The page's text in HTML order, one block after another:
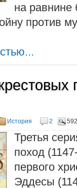
на равнине
против
История 2
Третья
поход
первого
Эддесы